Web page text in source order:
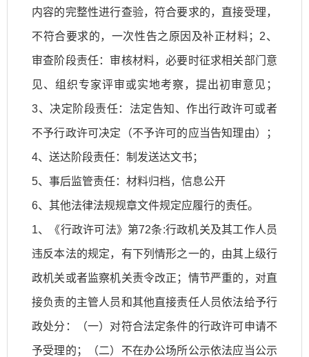
内容的完整性进行查验，符合要求的，直接受理，
不符合要求的，一次性告之原因及补正材料；2、
审查阶段责任：审核材料，必要时征求相关部门意
见、组织专家评审或实地考察，提出初审意见；
3、决定阶段责任：法定告知、作出行政许可或者
不予行政许可决定（不予许可的应当告知理由）；
4、送达阶段责任：制发送达文书；
5、事后监管责任：材料归档，信息公开
6、其他法律法规规章文件规定应履行的责任。
1、《行政许可法》第72条:行政机关及其工作人员
违反本法的规定，有下列情形之一的，由其上级行
政机关或者监察机关责令改正；情节严重的，对直
接负责的主管人员和其他直接责任人员依法给予行
政处分：（一）对符合法定条件的行政许可申请不
予受理的；（二）不在办公场所公示依法应当公示